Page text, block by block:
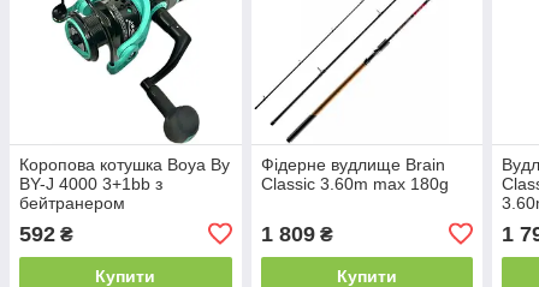
Коропова котушка Boya By
BY-J 4000 3+1bb з
бейтранером
592 ₴
Купити
Фідерне вудлище Brain
Classic 3.60m max 180g
1 809₴
Купити
1